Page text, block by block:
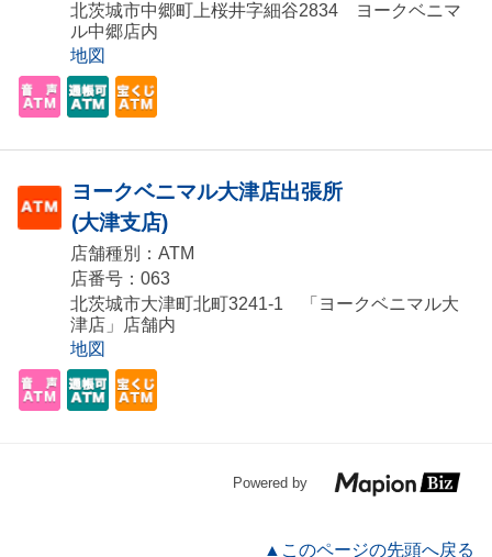
北茨城市中郷町上桜井字細谷2834 ヨークベニマ
ル中郷店内
地図
ヨークベニマル大津店出張所
(大津支店)
店舗種別：ATM
店番号：063
北茨城市大津町北町3241-1 「ヨークベニマル大
津店」店舗内
地図
Powered by
▲このページの先頭へ戻る